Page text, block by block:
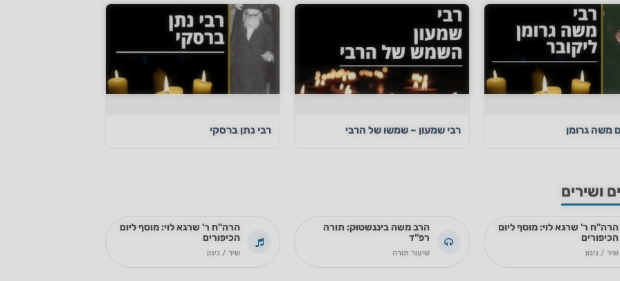
משה גרומן רבי שמעון – שמשו של הרבי רבי נתן ברסקי
ושירים
הרה"ח ר' שרגא לוי: מוסף ליום
הכיפורים
שיר / ניגון
הרב משה ביננשטוק: תורה
רפ"ד
שיעור תורה
הרה"ח ר' שרגא לוי: מוסף ליום
הכיפורים
שיר / ניגון